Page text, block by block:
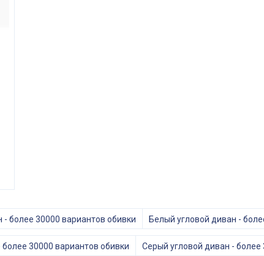
более 30000 вариантов обивки Белый угловой диван -
30000 вариантов обивки Серый угловой диван - более